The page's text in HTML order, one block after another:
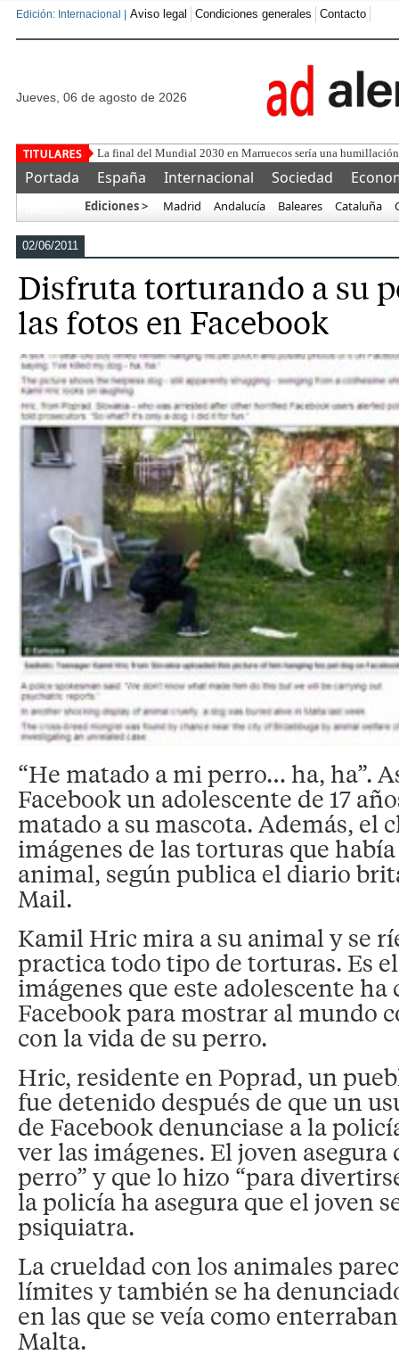
Edición: Internacional | Aviso legal Condiciones generales Contacto
jueves, 06 de agosto de 2026
El CBD gana protagonis
Portada España Internacional Sociedad
Ediciones > Madrid Andalucía Baleares Cataluña
02/06/2011
Disfruta torturando a su
las fotos en Facebook
“He matado a mi perro… ha, ha”.
Facebook un adolescente de 17
matado a su mascota. Además, el
imágenes de las torturas que
animal, según publica el diario
Mail.
Kamil Hric mira a su animal y se
practica todo tipo de torturas. Es
imágenes que este adolescente ha
Facebook para mostrar al mundo
con la vida de su perro.
Hric, residente en Poprad, un
fue detenido después de que un
de Facebook denunciase a la
ver las imágenes. El joven asegura
perro” y que lo hizo “para
la policía ha asegura que el joven
psiquiatra.
La crueldad con los animales
límites y también se ha
en las que se veía como
Malta.